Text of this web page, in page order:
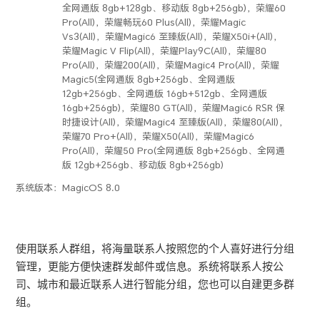
全网通版 8gb+128gb、移动版 8gb+256gb)，荣耀60
Pro(All)，荣耀畅玩60 Plus(All)，荣耀Magic
Vs3(All)，荣耀Magic6 至臻版(All)，荣耀X50i+(All)，
荣耀Magic V Flip(All)，荣耀Play9C(All)，荣耀80
Pro(All)，荣耀200(All)，荣耀Magic4 Pro(All)，荣耀
Magic5(全网通版 8gb+256gb、全网通版
12gb+256gb、全网通版 16gb+512gb、全网通版
16gb+256gb)，荣耀80 GT(All)，荣耀Magic6 RSR 保
时捷设计(All)，荣耀Magic4 至臻版(All)，荣耀80(All)，
荣耀70 Pro+(All)，荣耀X50(All)，荣耀Magic6
Pro(All)，荣耀50 Pro(全网通版 8gb+256gb、全网通
版 12gb+256gb、移动版 8gb+256gb)
系统版本：MagicOS 8.0
使用联系人群组，将海量联系人按照您的个人喜好进行分组
管理，更能方便快速群发邮件或信息。系统将联系人按公
司、城市和最近联系人进行智能分组，您也可以自建更多群
组。